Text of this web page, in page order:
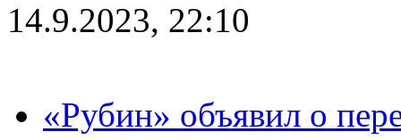
14.9.2023, 22:10
«Рубин» объявил о